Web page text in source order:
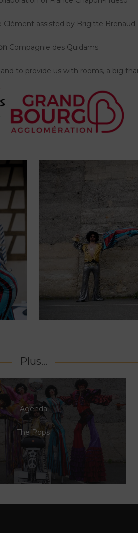
Clément assisted by Brigitte Brenaud
Compagnie des Quidams
to provide us with rooms, a big
Plus...
Agenda
The Pops